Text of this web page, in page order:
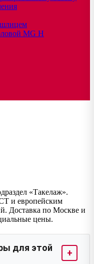
MG H
«Такелаж».
и европейским
Доставка по Москве и
цены.
для этой
+